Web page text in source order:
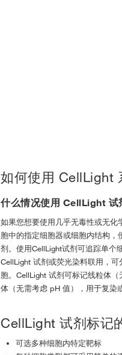
如何使用 CellLight
什么情况使用 CellLight 试
如果您想要使用几乎无毒性或无化
胞中的指定细胞器或细胞内结构，
剂。使用CellLight试剂可追踪单个
CellLight 试剂或荧光染料联用，
胞。CellLight 试剂可标记线粒体
体（无需考虑 pH 值），用于复染
CellLight 试剂标记
可选多种细胞内特定靶标